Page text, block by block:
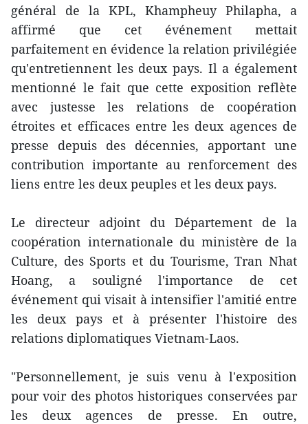
général de la KPL, Khampheuy Philapha, a
affirmé que cet événement mettait
parfaitement en évidence la relation privilégiée
qu'entretiennent les deux pays. Il a également
mentionné le fait que cette exposition reflète
avec justesse les relations de coopération
étroites et efficaces entre les deux agences de
presse depuis des décennies, apportant une
contribution importante au renforcement des
liens entre les deux peuples et les deux pays.
Le directeur adjoint du Département de la
coopération internationale du ministère de la
Culture, des Sports et du Tourisme, Tran Nhat
Hoang, a souligné l'importance de cet
événement qui visait à intensifier l'amitié entre
les deux pays et à présenter l'histoire des
relations diplomatiques Vietnam-Laos.
"Personnellement, je suis venu à l'exposition
pour voir des photos historiques conservées par
les deux agences de presse. En outre,